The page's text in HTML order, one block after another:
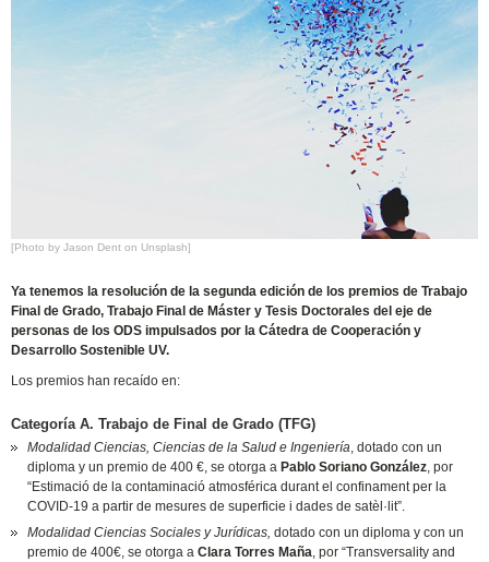
[Photo by Jason Dent on Unsplash]
Ya tenemos la resolución de la segunda edición de los premios de Trabajo
Final de Grado, Trabajo Final de Máster y Tesis Doctorales del eje de
personas de los ODS impulsados por la Cátedra de Cooperación y
Desarrollo Sostenible UV.
Los premios han recaído en:
Categoría A. Trabajo de Final de Grado (TFG)
Modalidad Ciencias, Ciencias de la Salud e Ingeniería, dotado con un
diploma y un premio de 400 €, se otorga a Pablo Soriano González, por
“Estimació de la contaminació atmosférica durant el confinament per la
COVID-19 a partir de mesures de superficie i dades de satèl·lit”.
Modalidad Ciencias Sociales y Jurídicas, dotado con un diploma y con un
premio de 400€, se otorga aClara Torres Maña, por “Transversality and